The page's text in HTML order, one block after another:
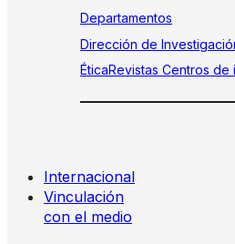
Departamentos
Dirección de
ÉticaRevistas Centros de
Internacional
Vinculación
con el medio